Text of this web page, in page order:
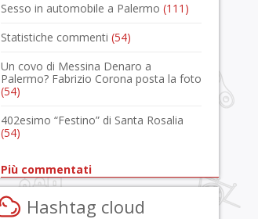
Sesso in automobile a Palermo (111)
Statistiche commenti (54)
Un covo di Messina Denaro a
Palermo? Fabrizio Corona posta la foto
(54)
402esimo “Festino” di Santa Rosalia
(54)
Più commentati
Hashtag cloud